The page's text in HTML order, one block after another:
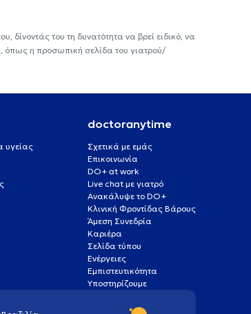
δίνοντάς του τη δυνατότητα να βρεί ειδικό, να
όπως η προσωπική σελίδα του γιατρού/
υγείας
doctoranytime
Σχετικά με εμάς
Επικοινωνία
DO+ at work
Live chat με γιατρό
Ανακάλυψε το DO+
Κλινική Φροντίδας Βάρους
Άμεση Συνεδρία
Καριέρα
Σελίδα τύπου
Ενέργειες
Εμπιστευτικότητα
Υποστηρίζουμε